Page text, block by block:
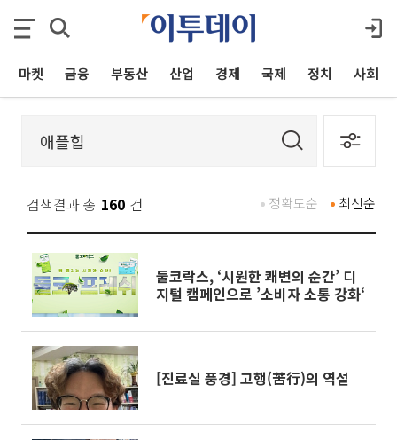
마켓 금융 부동산 산업 경제 국제 정치 사회
검색결과 총 160 건 최신순
정확도순
둘코락스, ‘시원한 쾌변의 순간’ 디
지털 캠페인으로 ’소비자 소통 강화‘
[진료실 풍경] 고행(苦行)의 역설